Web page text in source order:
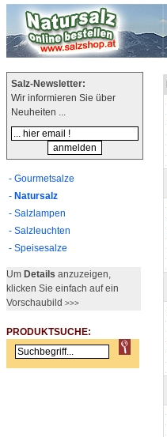
Salz-Newsletter:
Wir informieren Sie über
Neuheiten ...
- Gourmetsalze
- Natursalz
- Salzlampen
- Salzleuchten
- Speisesalze
Um Details anzuzeigen,
klicken Sie einfach auf ein
Vorschaubild >>>
PRODUKTSUCHE: